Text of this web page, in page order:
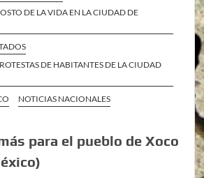
DE LA VIDA EN LA CIUDAD DE
DE HABITANTES DE LA CIUDAD
NOTICIAS NACIONALES
para el pueblo de Xoco